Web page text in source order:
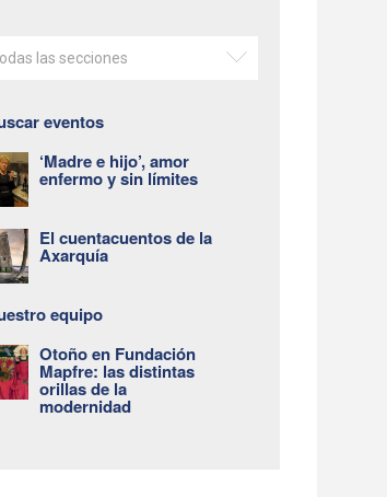
las secciones
eventos
‘Madre e hijo’, amor
enfermo y sin límites
El cuentacuentos de la
Axarquía
equipo
Otoño en Fundación
Mapfre: las distintas
orillas de la
modernidad